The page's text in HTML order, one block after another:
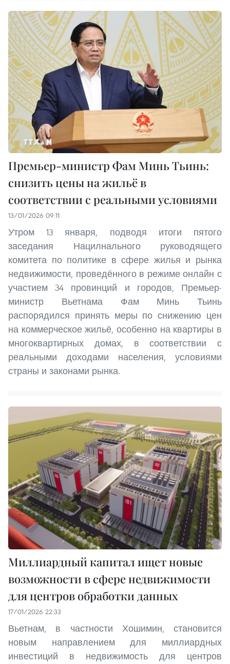
Премьер-министр Фам Минь Тьинь:
снизить цены на жильё в
соответствии с реальными условиями
13/01/2026 09:11
Утром 13 января, подводя итоги пятого
заседания Нацилнального руководящего
комитета по политике в сфере жилья и рынка
недвижимости, проведённого в режиме онлайн с
участием 34 провинций и городов, Премьер-
министр Вьетнама Фам Минь Тьинь
распорядился принять меры по снижению цен
на коммерческое жильё, особенно на квартиры в
многоквартирных домах, в соответствии с
реальными доходами населения, условиями
страны и законами рынка.
Миллиардный капитал ищет новые
возможности в сфере недвижимости
для центров обработки данных
17/01/2026 22:33
Вьетнам, в частности Хошимин, становится
новым направлением для миллиардных
инвестиций в недвижимость для центров